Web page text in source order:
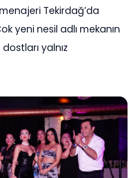
Tekirdağ’da
yeni nesil adlı mekanın
dostları yalnız